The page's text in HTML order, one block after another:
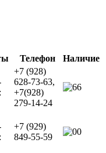
Телефон
Наличие
+7 (928)
628-73-63,
+7(928)
279-14-24
6
+7 (929)
849-55-59
0